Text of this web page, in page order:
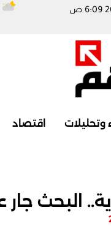
وتحليلات اقتصاد
البحث